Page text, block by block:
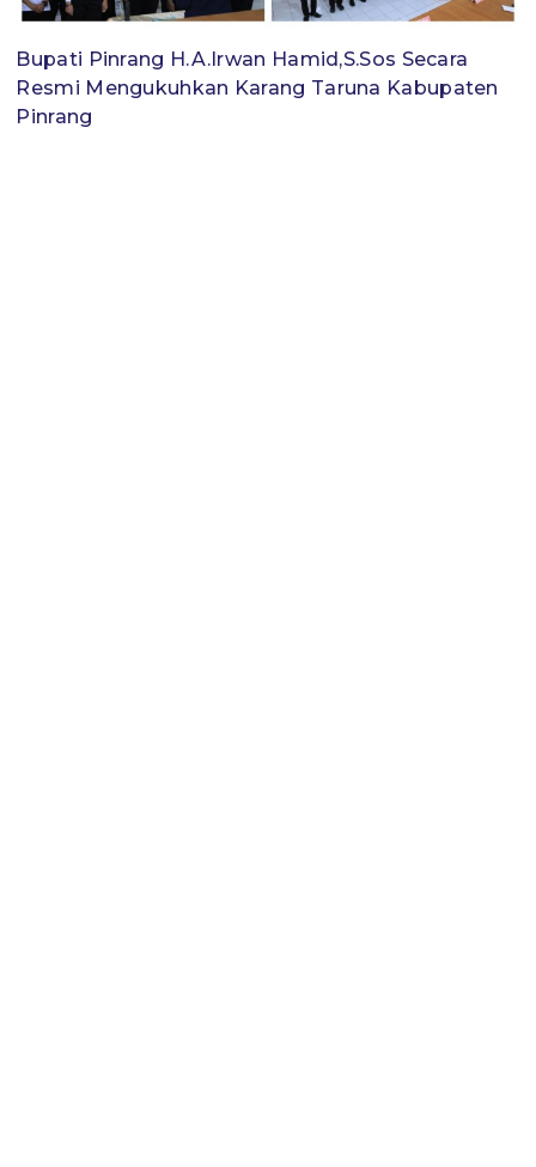
Bupati Pinrang H.A.Irwan Hamid,S.Sos Secara
Resmi Mengukuhkan Karang Taruna Kabupaten
Pinrang